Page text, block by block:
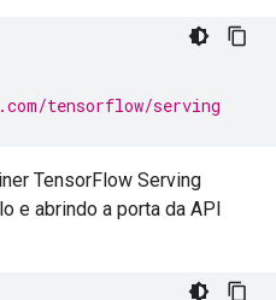
tensorflow/serving
TensorFlow Serving
e abrindo a porta da API